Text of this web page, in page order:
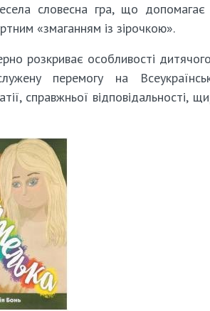
словесна гра, що допомагає
«змаганням із зірочкою».
розкриває особливості дитячого
перемогу на
справжньої відповідальності,